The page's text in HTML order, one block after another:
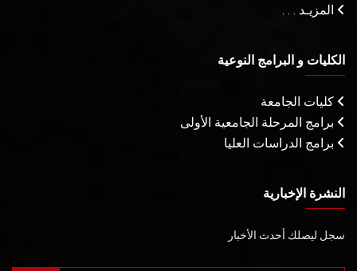
المزيـد . . .
الكليات و البرامج النوعية
كليات الجامعة
برامج المرحلة الجامعية الأولى
برامج الدراسات العليا
النشرة الإخبارية
سجل ليصلك أحدث الأخبار